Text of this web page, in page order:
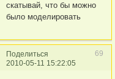
скатывай, что бы можно
было моделировать
Поделиться
69
2010-05-11 15:22:05